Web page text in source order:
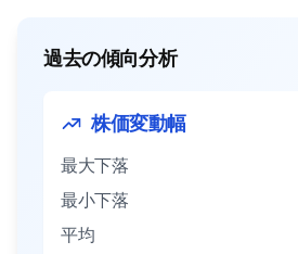
過去の傾向分析
株価変動幅
最大下落
最小下落
平均